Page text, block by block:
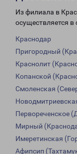
Из филиала в
осуществляется
Краснодар
Пригородный
Краснолит
Копанской
Смоленская
Первореченское
Мирный
Имеретинская
Афипсип